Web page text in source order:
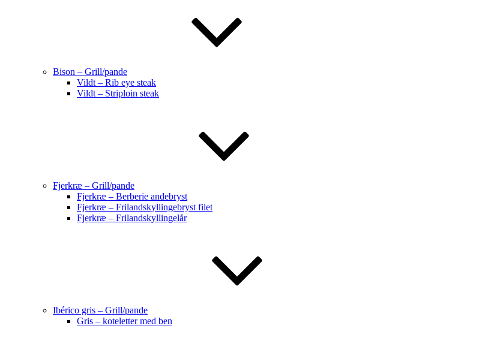
Bison – Grill/pande
Vildt – Rib eye steak
Vildt – Striploin steak
Fjerkræ – Grill/pande
Fjerkræ – Berberie andebryst
Fjerkræ – Frilandskyllingebryst filet
Fjerkræ – Frilandskyllingelår
Ibérico gris – Grill/pande
Gris – koteletter med ben